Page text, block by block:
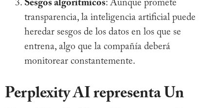
Sesgos algorítmicos: Aunque promete
transparencia, la inteligencia artificial puede
heredar sesgos de los datos en los que se
entrena, algo que la compañía deberá
monitorear constantemente.
Perplexity AI representa Un